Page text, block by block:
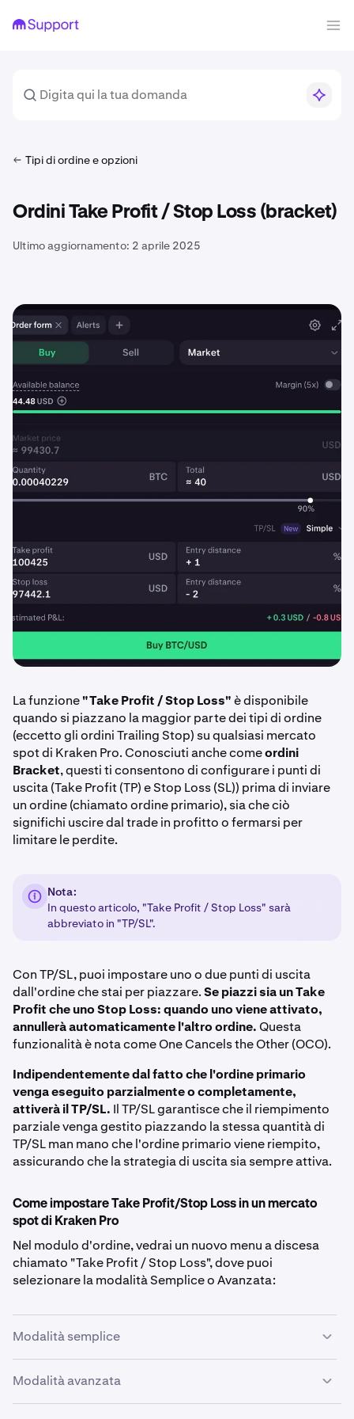
Tipi di ordine e opzioni
Ordini Take Profit / Stop Loss (bracket)
Ultimo aggiornamento: 2 aprile 2025
La funzione"Take Profit / Stop Loss"è disponibile
quando si piazzano la maggior parte dei tipi di ordine
(eccetto gli ordini Trailing Stop) su qualsiasi mercato
spot di Kraken Pro. Conosciuti anche comeordini
Bracket, questi ti consentono di configurare i punti di
uscita (Take Profit (TP) e Stop Loss (SL)) prima di inviare
un ordine (chiamato ordine primario), sia che ciò
significhi uscire dal trade in profitto o fermarsi per
limitare le perdite.
Nota:
In questo articolo, "Take Profit / Stop Loss" sarà
abbreviato in "TP/SL".
Con TP/SL, puoi impostare uno o due punti di uscita
dall'ordine che stai per piazzare.Se piazzi sia un Take
Profit che uno Stop Loss: quando uno viene attivato,
annullerà automaticamente l'altro ordine.Questa
funzionalità è nota come One Cancels the Other (OCO).
Indipendentemente dal fatto che l'ordine primario
venga eseguito parzialmente o completamente,
attiverà il TP/SL. Il TP/SL garantisce che il riempimento
parziale venga gestito piazzando la stessa quantità di
TP/SL man mano che l'ordine primario viene riempito,
assicurando che la strategia di uscita sia sempre attiva.
Come impostare Take Profit/Stop Loss in un mercato
spot di Kraken Pro
Nel modulo d'ordine, vedrai un nuovo menu a discesa
chiamato "Take Profit / Stop Loss", dove puoi
selezionare la modalità Semplice o Avanzata:
Modalità semplice
Quando selezioni la
ti consentono di specificare i prezzi esatti ai quali
Modalità avanzata